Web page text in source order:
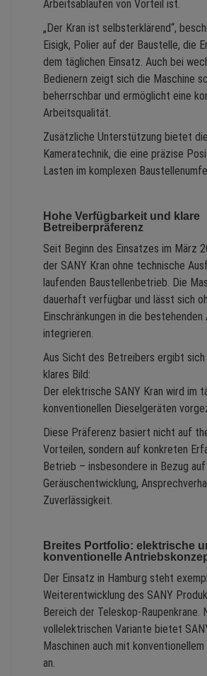
Arbeitsabläufen von Vorteil ist.
„Der Kran ist selbsterklärend“,
Eisigk, Polier auf der Baustelle, die
dem täglichen Einsatz. Auch bei
Bedienern zeigt sich die Maschine
beherrschbar und ermöglicht eine
Arbeitsqualität.
Zusätzliche Unterstützung bietet
Kameratechnik, die eine präzise
Lasten im komplexen
Hohe Verfügbarkeit und klare
Betreiberpräferenz
Seit Beginn des Einsatzes im März
der SANY Kran ohne technische
laufenden Baustellenbetrieb. Die
dauerhaft verfügbar und lässt sich
Einschränkungen in die bestehenden
integrieren.
Aus Sicht des Betreibers ergibt sich
klares Bild:
Der elektrische SANY Kran wird im
konventionellen Dieselgeräten
Diese Präferenz basiert nicht auf
Vorteilen, sondern auf konkreten
Betrieb – insbesondere in Bezug auf
Geräuschentwicklung,
Zuverlässigkeit.
Breites Portfolio: elektrische
konventionelle
Der Einsatz in Hamburg steht
Weiterentwicklung des SANY
Bereich der Teleskop-Raupenkrane.
vollelektrischen Variante bietet
Maschinen auch mit
an.